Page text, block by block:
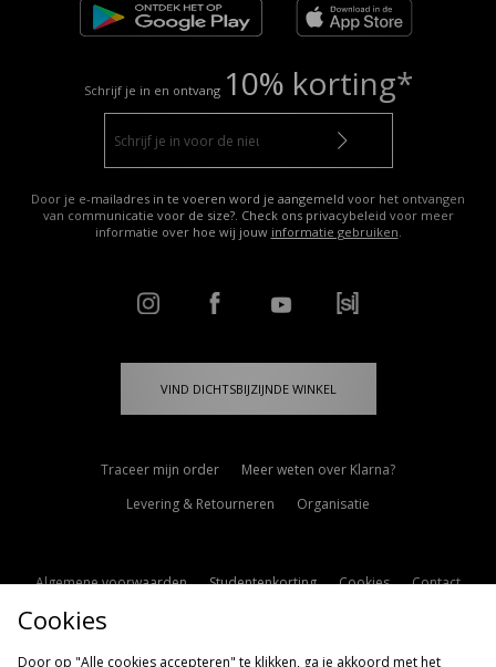
Schrijf je in en ontvang 10% korting*
Door je e-mailadres in te voeren word je aangemeld voor het ontvangen
van communicatie voor de size?. Check ons privacybeleid voor meer
informatie over hoe wij jouw informatie gebruiken.
VIND DICHTSBIJZIJNDE WINKEL
Traceer mijn order
Meer weten over Klarna?
Levering & Retourneren
Organisatie
Algemene voorwaarden Studentenkorting Cookies
Contact
Cookie Instellingen
Cookies
Door op "Alle cookies accepteren" te klikken, ga je akkoord met het